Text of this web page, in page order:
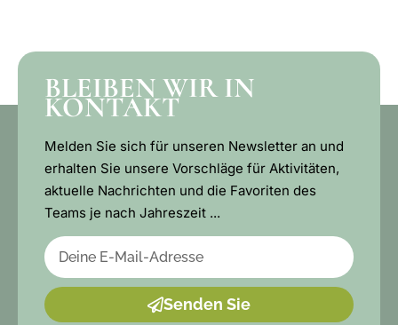
BLEIBEN WIR IN
KONTAKT
Melden Sie sich für unseren Newsletter an und
erhalten Sie unsere Vorschläge für Aktivitäten,
aktuelle Nachrichten und die Favoriten des
Teams je nach Jahreszeit ...
Senden Sie